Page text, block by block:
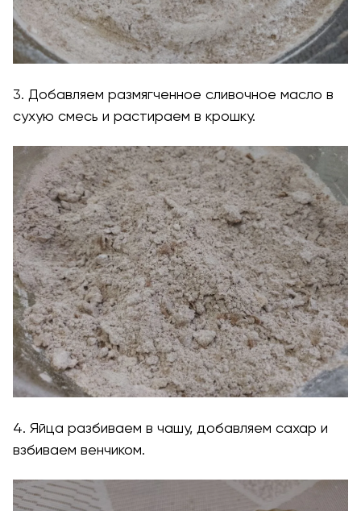
3. Добавляем размягченное сливочное масло в
сухую смесь и растираем в крошку.
4. Яйца разбиваем в чашу, добавляем сахар и
взбиваем венчиком.